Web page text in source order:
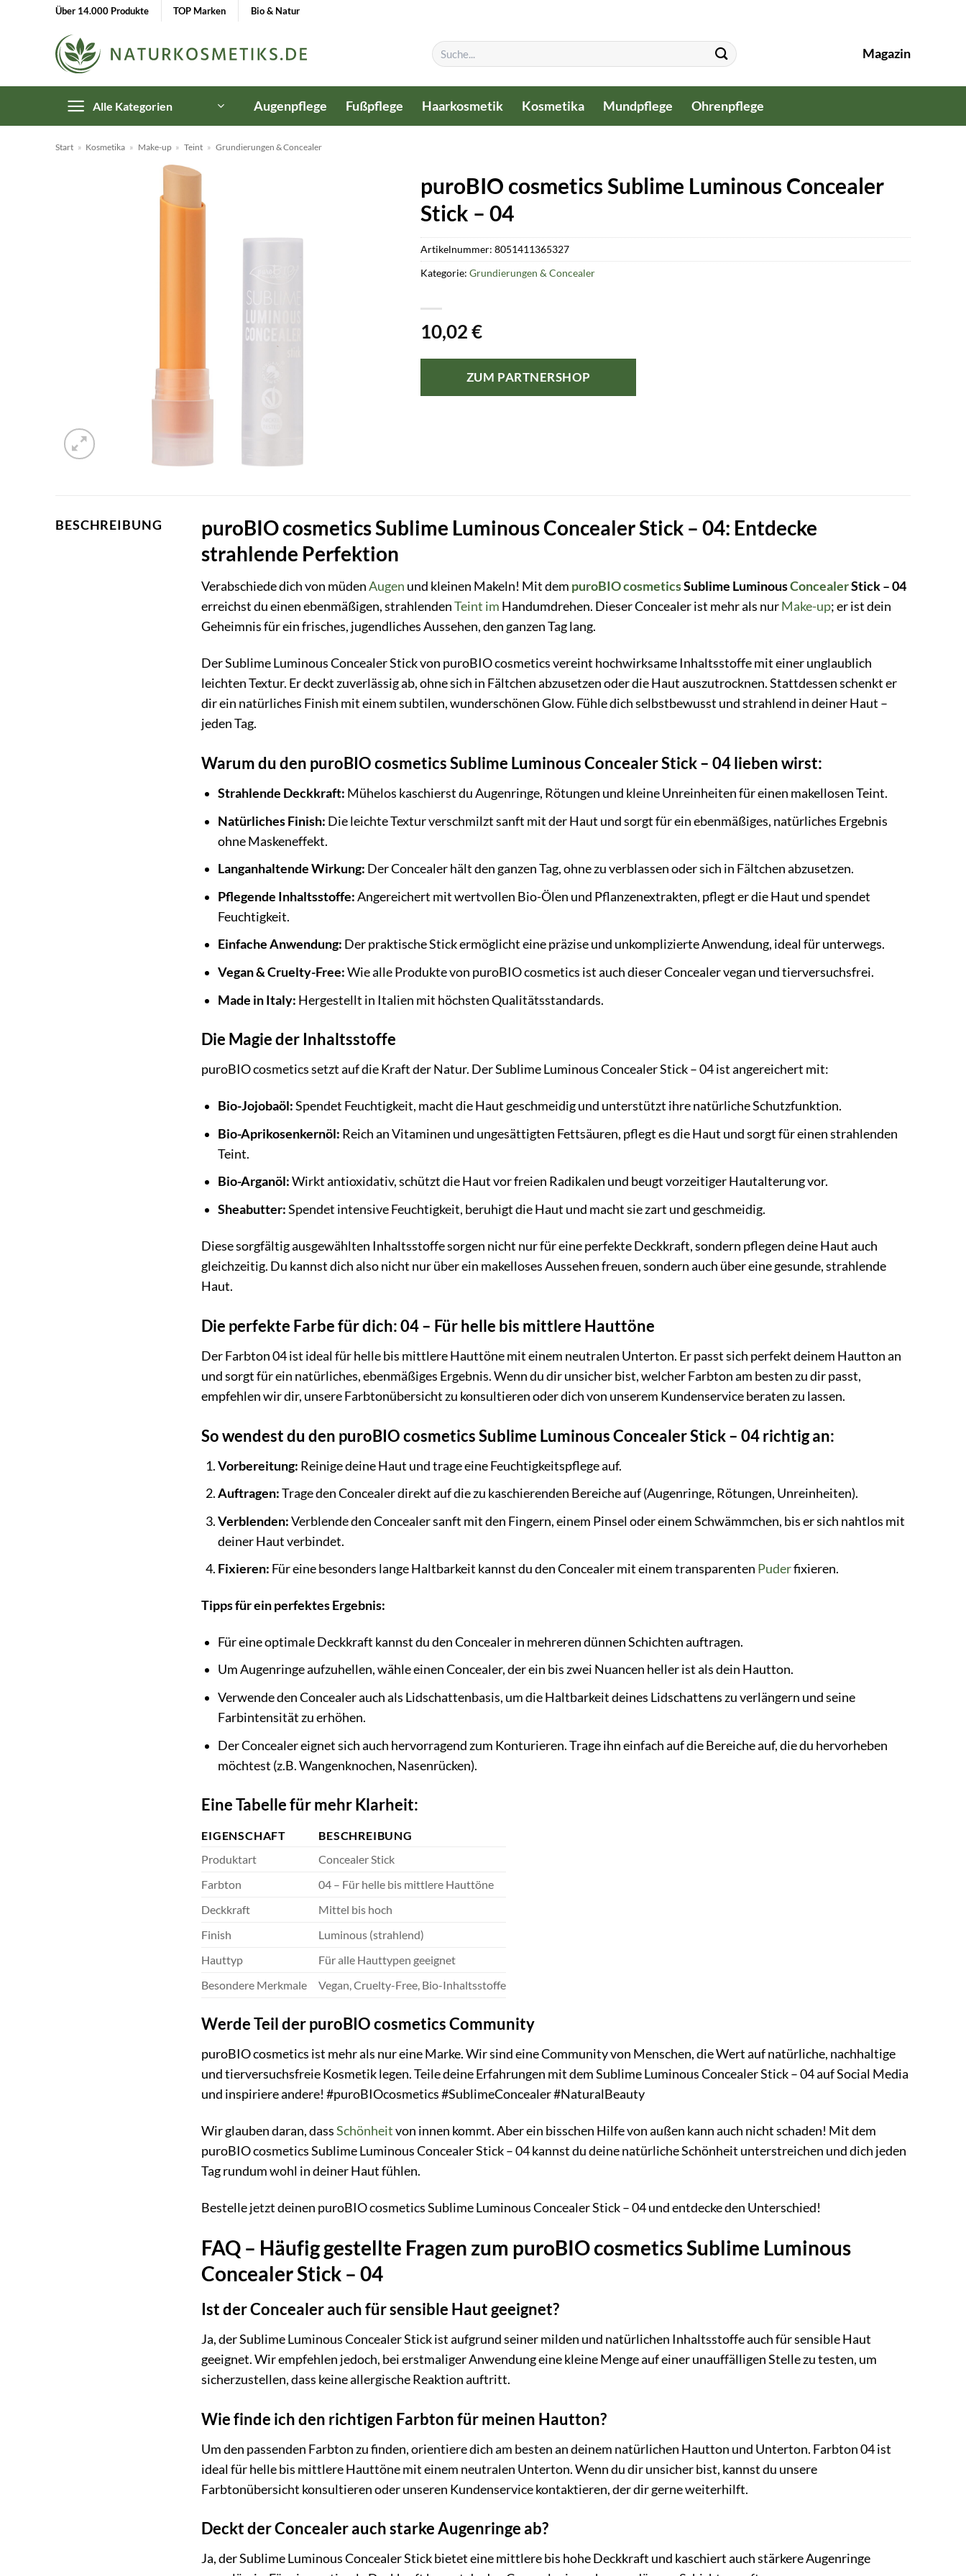
Über 14.000 Produkte TOP Marken Bio & Natur
Suchen
nach:
Magazin
Alle Kategorien Augenpflege Fußpflege Haarkosmetik Kosmetika Mundpflege Ohrenpflege
Start » Kosmetika » Make-up » Teint » Grundierungen & Concealer
puroBIO cosmetics Sublime Luminous Concealer
Stick – 04
10,02€
ZUM PARTNERSHOP
Artikelnummer:8051411365327
Kategorie:Grundierungen & Concealer
BESCHREIBUNG
puroBIO cosmetics Sublime Luminous Concealer Stick – 04: Entdecke
strahlende Perfektion
Verabschiede dich von müdenAugen und kleinen Makeln! Mit dem puroBIO cosmeticsSublime LuminousConcealerStick – 04
erreichst du einen ebenmäßigen, strahlendenTeint im Handumdrehen. Dieser Concealer ist mehr als nurMake-up; er ist dein
Geheimnis für ein frisches, jugendliches Aussehen, den ganzen Tag lang.
Der Sublime Luminous Concealer Stick von puroBIO cosmetics vereint hochwirksame Inhaltsstoffe mit einer unglaublich
leichten Textur. Er deckt zuverlässig ab, ohne sich in Fältchen abzusetzen oder die Haut auszutrocknen. Stattdessen schenkt er
dir ein natürliches Finish mit einem subtilen, wunderschönen Glow. Fühle dich selbstbewusst und strahlend in deiner Haut –
jeden Tag.
Warum du den puroBIO cosmetics Sublime Luminous Concealer Stick – 04 lieben wirst:
Strahlende Deckkraft: Mühelos kaschierst du Augenringe, Rötungen und kleine Unreinheiten für einen makellosen Teint.
Natürliches Finish: Die leichte Textur verschmilzt sanft mit der Haut und sorgt für ein ebenmäßiges, natürliches Ergebnis
ohne Maskeneffekt.
Langanhaltende Wirkung: Der Concealer hält den ganzen Tag, ohne zu verblassen oder sich in Fältchen abzusetzen.
Pflegende Inhaltsstoffe:Angereichert mit wertvollen Bio-Ölen und Pflanzenextrakten, pflegt er die Haut und spendet
Feuchtigkeit.
Einfache Anwendung: Der praktische Stick ermöglicht eine präzise und unkomplizierte Anwendung, ideal für unterwegs.
Vegan & Cruelty-Free:Wie alle Produkte von puroBIO cosmetics ist auch dieser Concealer vegan und tierversuchsfrei.
Made in Italy: Hergestellt in Italien mit höchsten Qualitätsstandards.
Die Magie der Inhaltsstoffe
puroBIO cosmetics setzt auf die Kraft der Natur. Der Sublime Luminous Concealer Stick – 04 ist angereichert mit:
Bio-Jojobaöl:Spendet Feuchtigkeit, macht die Haut geschmeidig und unterstützt ihre natürliche Schutzfunktion.
Bio-Aprikosenkernöl: Reich an Vitaminen und ungesättigten Fettsäuren, pflegt es die Haut und sorgt für einen strahlenden
Teint.
Bio-Arganöl:Wirkt antioxidativ, schützt die Haut vor freien Radikalen und beugt vorzeitiger Hautalterung vor.
Sheabutter:Spendet intensive Feuchtigkeit, beruhigt die Haut und macht sie zart und geschmeidig.
Diese sorgfältig ausgewählten Inhaltsstoffe sorgen nicht nur für eine perfekte Deckkraft, sondern pflegen deine Haut auch
gleichzeitig. Du kannst dich also nicht nur über ein makelloses Aussehen freuen, sondern auch über eine gesunde, strahlende
Haut.
Die perfekte Farbe für dich: 04 – Für helle bis mittlere Hauttöne
Der Farbton 04 ist ideal für helle bis mittlere Hauttöne mit einem neutralen Unterton. Er passt sich perfekt deinem Hautton an
und sorgt für ein natürliches, ebenmäßiges Ergebnis. Wenn du dir unsicher bist, welcher Farbton am besten zu dir passt,
empfehlen wir dir, unsere Farbtonübersicht zu konsultieren oder dich von unserem Kundenservice beraten zu lassen.
So wendest du den puroBIO cosmetics Sublime Luminous Concealer Stick – 04 richtig an:
Vorbereitung: Reinige deine Haut und trage eine Feuchtigkeitspflege auf.
Auftragen:Trage den Concealer direkt auf die zu kaschierenden Bereiche auf (Augenringe, Rötungen, Unreinheiten).
Verblenden:Verblende den Concealer sanft mit den Fingern, einem Pinsel oder einem Schwämmchen, bis er sich nahtlos mit
deiner Haut verbindet.
Fixieren: Für eine besonders lange Haltbarkeit kannst du den Concealer mit einem transparenten Puderfixieren.
Tipps für ein perfektes Ergebnis:
Für eine optimale Deckkraft kannst du den Concealer in mehreren dünnen Schichten auftragen.
Um Augenringe aufzuhellen, wähle einen Concealer, der ein bis zwei Nuancen heller ist als dein Hautton.
Verwende den Concealer auch als Lidschattenbasis, um die Haltbarkeit deines Lidschattens zu verlängern und seine
Farbintensität zu erhöhen.
Der Concealer eignet sich auch hervorragend zum Konturieren. Trage ihn einfach auf die Bereiche auf, die du hervorheben
möchtest (z.B. Wangenknochen, Nasenrücken).
Eine Tabelle für mehr Klarheit:
EIGENSCHAFT
BESCHREIBUNG
Produktart
Concealer Stick
Farbton
04 – Für helle bis mittlere Hauttöne
Deckkraft
Mittel bis hoch
Finish
Luminous (strahlend)
Hauttyp
Für alle Hauttypen geeignet
Besondere Merkmale
Vegan, Cruelty-Free, Bio-Inhaltsstoffe
Werde Teil der puroBIO cosmetics Community
puroBIO cosmetics ist mehr als nur eine Marke. Wir sind eine Community von Menschen, die Wert auf natürliche, nachhaltige
und tierversuchsfreie Kosmetik legen. Teile deine Erfahrungen mit dem Sublime Luminous Concealer Stick – 04 auf Social Media
und inspiriere andere! #puroBIOcosmetics #SublimeConcealer #NaturalBeauty
Wir glauben daran, dassSchönheitvon innen kommt. Aber ein bisschen Hilfe von außen kann auch nicht schaden! Mit dem
puroBIO cosmetics Sublime Luminous Concealer Stick – 04 kannst du deine natürliche Schönheit unterstreichen und dich jeden
Tag rundum wohl in deiner Haut fühlen.
Bestelle jetzt deinen puroBIO cosmetics Sublime Luminous Concealer Stick – 04 und entdecke den Unterschied!
FAQ – Häufig gestellte Fragen zum puroBIO cosmetics Sublime Luminous
Concealer Stick – 04
Ist der Concealer auch für sensible Haut geeignet?
Ja, der Sublime Luminous Concealer Stick ist aufgrund seiner milden und natürlichen Inhaltsstoffe auch für sensible Haut
geeignet. Wir empfehlen jedoch, bei erstmaliger Anwendung eine kleine Menge auf einer unauffälligen Stelle zu testen, um
sicherzustellen, dass keine allergische Reaktion auftritt.
Wie finde ich den richtigen Farbton für meinen Hautton?
Um den passenden Farbton zu finden, orientiere dich am besten an deinem natürlichen Hautton und Unterton. Farbton 04 ist
ideal für helle bis mittlere Hauttöne mit einem neutralen Unterton. Wenn du dir unsicher bist, kannst du unsere
Farbtonübersicht konsultieren oder unseren Kundenservice kontaktieren, der dir gerne weiterhilft.
Deckt der Concealer auch starke Augenringe ab?
Ja, der Sublime Luminous Concealer Stick bietet eine mittlere bis hohe Deckkraft und kaschiert auch stärkere Augenringe